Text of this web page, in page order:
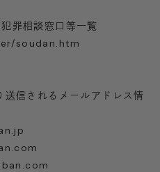
罪相談窓口等一覧
soudan.htm
信されるメールアドレス情